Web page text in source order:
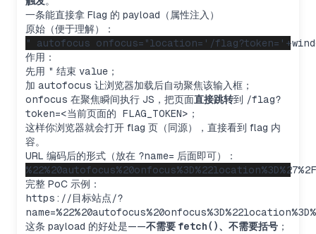
一条能直接拿 Flag 的 payload（属性注入）
原始（便于理解）：
作用：
先用 " 结束 value ；
加 autofocus 让浏览器加载后自动聚焦该输入框；
onfocus 在聚焦瞬间执行 JS，把页面直接跳转到 /flag?
token=<当前页面的 FLAG_TOKEN> ；
这样你浏览器就会打开 flag 页（同源），直接看到 flag 内
容。
URL 编码后的形式（放在 ?name= 后面即可）：
完整 PoC 示例：
https://目标站点/?
这条 payload 的好处是——不需要 fetch()、不需要括号 ；